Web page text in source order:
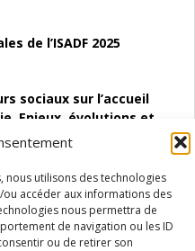
nous utilisons des technologies
accéder aux informations des
nous permettra de
de navigation ou les ID
ou de retirer son
de l’ISADF 2025
sociaux sur l’accueil
Enjeux, évolutions et
d’emploi (SAACE)